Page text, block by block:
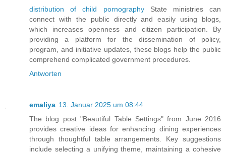
distribution of child pornographyState ministries can
connect with the public directly and easily using blogs,
which increases openness and citizen participation. By
providing a platform for the dissemination of policy,
program, and initiative updates, these blogs help the public
comprehend complicated government procedures.
Antworten
emaliya 13. Januar 2025 um 08:44
The blog post "Beautiful Table Settings" from June 2016
provides creative ideas for enhancing dining experiences
through thoughtful table arrangements. Key suggestions
include selecting a unifying theme, maintaining a cohesive